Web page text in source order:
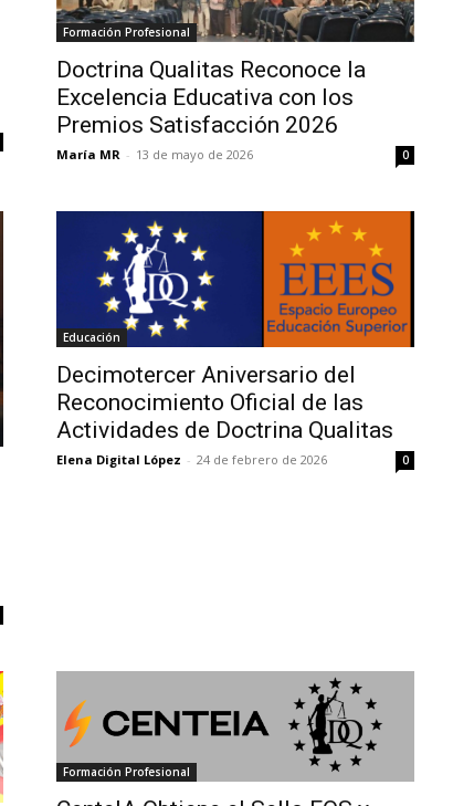
Formación Profesional
Doctrina Qualitas Reconoce la
Excelencia Educativa con los
Premios Satisfacción 2026
María MR - 13 de mayo de 2026 0
Educación
Decimotercer Aniversario del
Reconocimiento Oficial de las
Actividades de Doctrina Qualitas
Elena Digital López - 24 de febrero de 2026 0
Formación Profesional